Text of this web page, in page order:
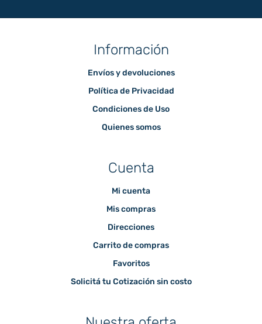
Información
Envíos y devoluciones
Política de Privacidad
Condiciones de Uso
Quienes somos
Cuenta
Mi cuenta
Mis compras
Direcciones
Carrito de compras
Favoritos
Solicitá tu Cotización sin costo